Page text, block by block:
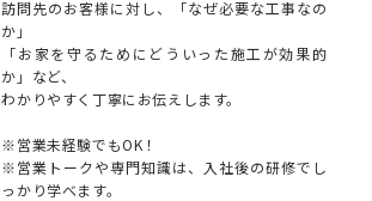
訪問先のお客様に対し、「なぜ必要な工事なの
か」
「お家を守るためにどういった施工が効果的
か」など、
わかりやすく丁寧にお伝えします。
※営業未経験でもOK！
※営業トークや専門知識は、入社後の研修でし
っかり学べます。